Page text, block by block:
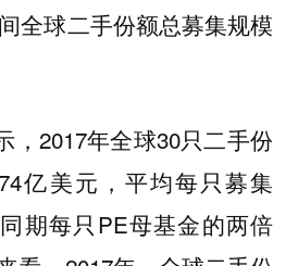
全球二手份额总募集规模
，2017年全球30只二手份
亿美元，平均每只募集
期每只PE母基金的两倍